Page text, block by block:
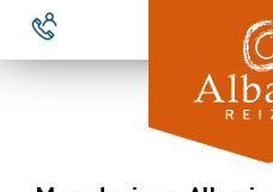
Overslaan
naar